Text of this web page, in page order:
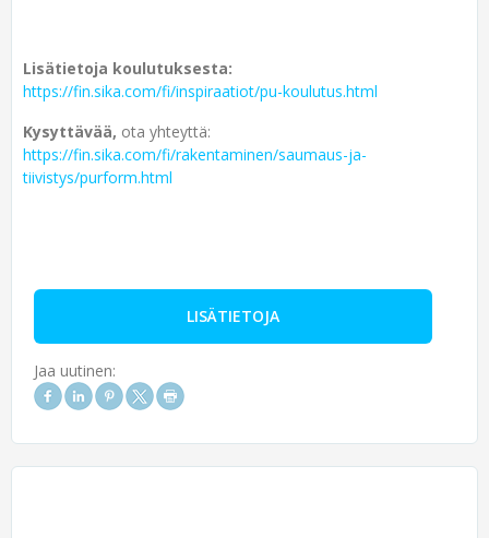
Lisätietoja koulutuksesta:
https://fin.sika.com/fi/inspiraatiot/pu-koulutus.html
Kysyttävää, ota yhteyttä:
https://fin.sika.com/fi/rakentaminen/saumaus-ja-
tiivistys/purform.html
LISÄTIETOJA
Jaa uutinen: